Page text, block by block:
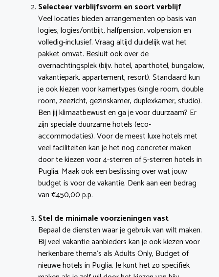
Selecteer verblijfsvorm en soort verblijf
Veel locaties bieden arrangementen op basis van
logies, logies/ontbijt, halfpension, volpension en
volledig-inclusief. Vraag altijd duidelijk wat het
pakket omvat. Besluit ook over de
overnachtingsplek (bijv. hotel, aparthotel, bungalow,
vakantiepark, appartement, resort). Standaard kun
je ook kiezen voor kamertypes (single room, double
room, zeezicht, gezinskamer, duplexkamer, studio).
Ben jij klimaatbewust en ga je voor duurzaam? Er
zijn speciale duurzame hotels (eco-
accommodaties). Voor de meest luxe hotels met
veel faciliteiten kan je het nog concreter maken
door te kiezen voor 4-sterren of 5-sterren hotels in
Puglia. Maak ook een beslissing over wat jouw
budget is voor de vakantie. Denk aan een bedrag
van €450,00 p.p.
Stel de minimale voorzieningen vast
Bepaal de diensten waar je gebruik van wilt maken.
Bij veel vakantie aanbieders kan je ook kiezen voor
herkenbare thema’s als Adults Only, Budget of
nieuwe hotels in Puglia. Je kunt het zo specifiek